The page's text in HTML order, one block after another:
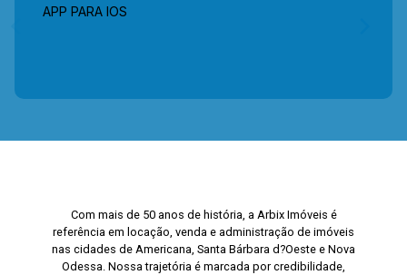
APP PARA IOS
Com mais de 50 anos de história, a Arbix Imóveis é
referência em locação, venda e administração de imóveis
nas cidades de Americana, Santa Bárbara d?Oeste e Nova
Odessa. Nossa trajetória é marcada por credibilidade,